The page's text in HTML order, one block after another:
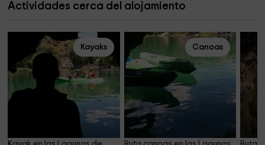
Actividades cerca del alojamiento
Kayaks Canoas